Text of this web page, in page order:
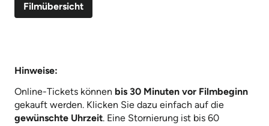
Filmübersicht
Hinweise:
Online-Tickets können bis 30 Minuten vor Filmbeginn
gekauft werden. Klicken Sie dazu einfach auf die
gewünschte Uhrzeit. Eine Stornierung ist bis 60